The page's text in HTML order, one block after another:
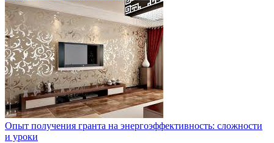
Опыт получения гранта на энергоэффективность: сложности
и уроки